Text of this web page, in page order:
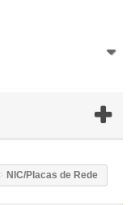
NIC/Placas de Rede